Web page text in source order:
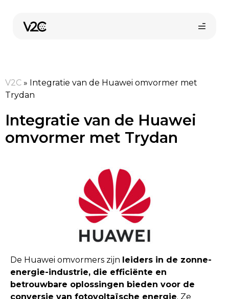
V2C » Integratie van de Huawei omvormer met
Trydan
Integratie van de Huawei
omvormer met Trydan
De Huawei omvormers zijn leiders in de zonne-
energie-industrie, die efficiënte en
betrouwbare oplossingen bieden voor de
conversie van fotovoltaïsche energie. Ze